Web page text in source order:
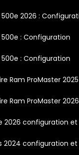
2026 :
: Configuration
: Configuration
Ram ProMaster 2025
Ram ProMaster 2026
2026 configuration et
2024 configuration et